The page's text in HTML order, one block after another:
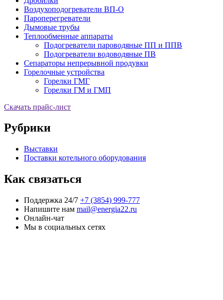
Воздухоподогреватели ВП-О
Пароперегреватели
Дымовые трубы
Теплообменные аппараты
Подогреватели пароводяные ПП и ППВ
Подогреватели водоводяные ПВ
Сепараторы непрерывной продувки
Горелочные устройства
Горелки ГМГ
Горелки ГМ и ГМП
Скачать прайс-лист
Рубрики
Выставки
Поставки котельного оборудования
Как связаться
Поддержка 24/7 +7 (3854) 999-777
Напишите нам mail@energia22.ru
Онлайн-чат
Мы в социальных сетях